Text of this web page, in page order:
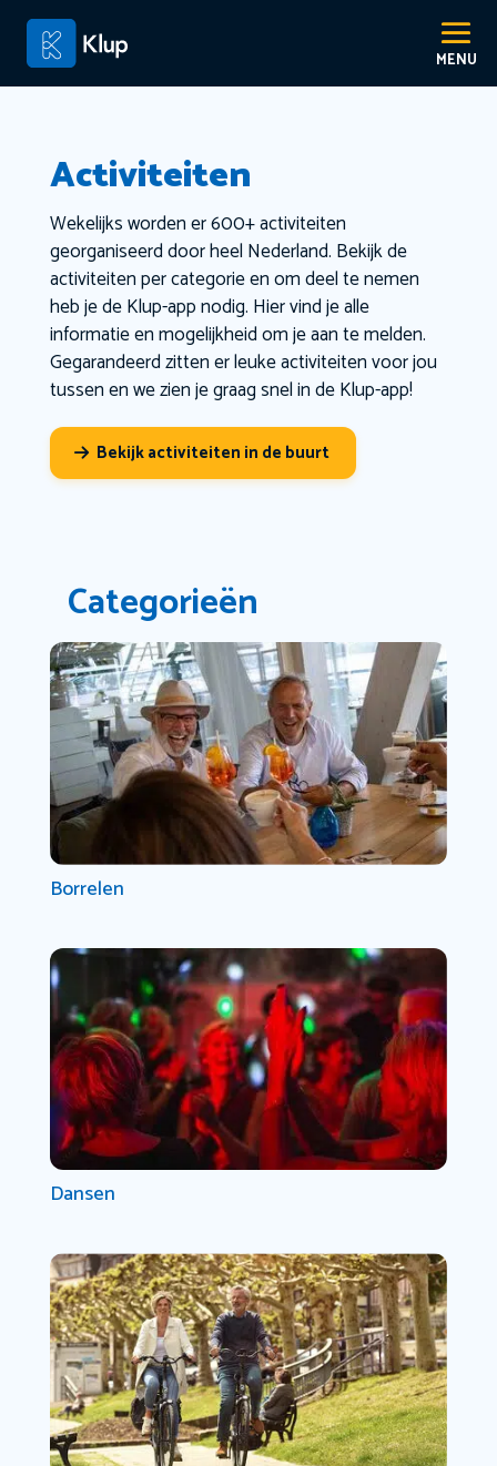
Activiteiten
Wekelijks worden er 600+ activiteiten
georganiseerd door heel Nederland. Bekijk de
activiteiten per categorie en om deel te nemen
heb je de Klup-app nodig. Hier vind je alle
informatie en mogelijkheid om je aan te melden.
Gegarandeerd zitten er leuke activiteiten voor jou
tussen en we zien je graag snel in de Klup-app!
Bekijk activiteiten in de buurt
Categorieën
Borrelen
Dansen